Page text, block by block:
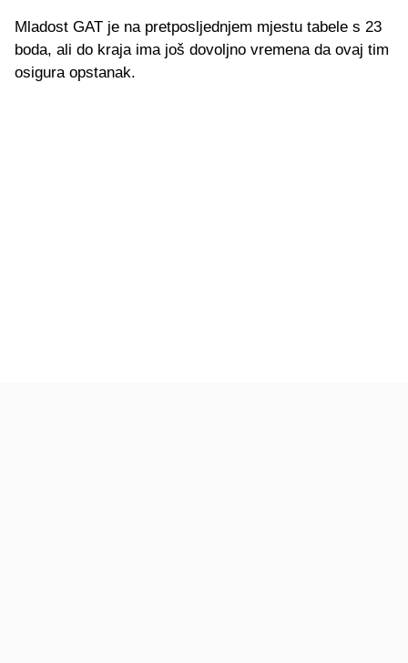
Mladost GAT je na pretposljednjem mjestu tabele s 23
boda, ali do kraja ima još dovoljno vremena da ovaj tim
osigura opstanak.